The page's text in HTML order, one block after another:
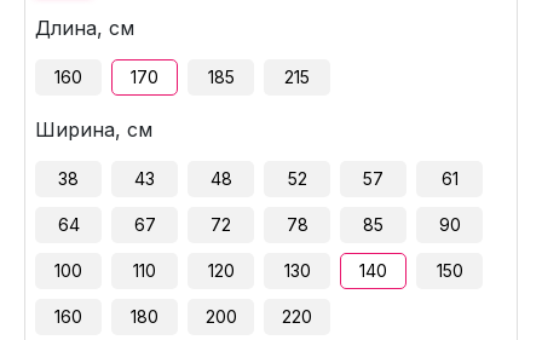
Длина, см
160 170 185 215
Ширина, см
38 43 48 52 57 61
64 67 72 78 85 90
100 110 120 130 140 150
160 180 200 220